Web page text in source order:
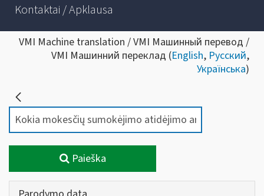
Kontaktai / Apklausa
VMI Machine translation / VMI Машинный перевод /
VMI Машинний переклад (English, Русский,
Українська)
Paieška